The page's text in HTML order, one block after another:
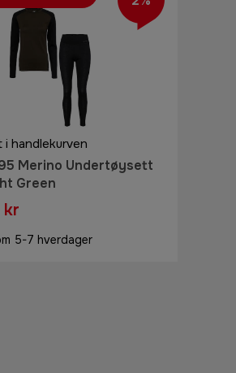
i handlekurven
Merino Undertøysett
Green
kr
5-7 hverdager